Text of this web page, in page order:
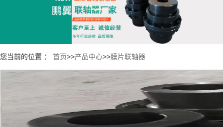
您当前的位置 ： 首页>>产品中心>>膜片联轴器